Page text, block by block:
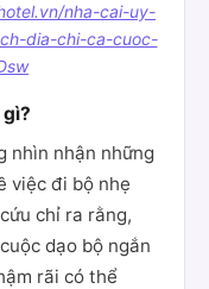
nha-cai-uy-
dia-chi-ca-cuoc-
nhìn nhận những
việc đi bộ nhẹ
chỉ ra rằng,
dạo bộ ngắn
rãi có thể